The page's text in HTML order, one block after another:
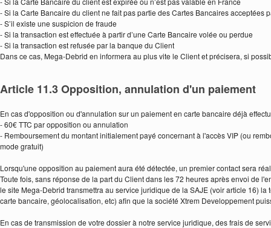
- Si la Carte Bancaire du client ne fait pas partie des Cartes Bancaires acceptées
- S’il existe une suspicion de fraude
- Si la transaction est effectuée à partir d’une Carte Bancaire volée ou perdue
- Si la transaction est refusée par la banque du Client
Dans ce cas, Mega-Debrid en informera au plus vite le Client et précisera, si
Article 11.3 Opposition, annulation d'un paiement
En cas d'opposition ou d'annulation sur un paiement en carte bancaire déjà
- 60€ TTC par opposition ou annulation
- Remboursement du montant initialement payé concernant à l'accès VIP (ou
mode gratuit)
Lorsqu'une opposition au paiement aura été détectée, un premier contact sera
Toute fois, sans réponse de la part du Client dans les 72 heures après envoi de
le site Mega-Debrid transmettra au service juridique de la SAJE (voir article 16)
carte bancaire, géolocalisation, etc) afin que la société Xtrem Developpement
En cas de transmission de votre dossier à notre service juridique, des frais de